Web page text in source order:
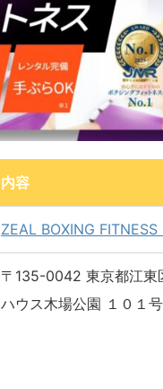
内容
ZEAL BOXING FITNESS
〒135-0042 東京都江東
ハウス木場公園 １０１